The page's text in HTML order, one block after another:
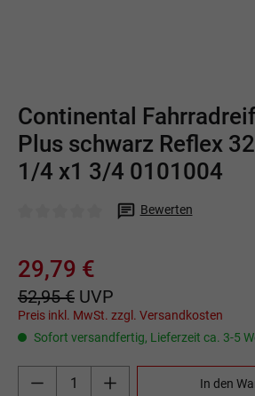
Continental
Plus schwarz Reflex
1/4 x1 3/4 0101004
Bewerten
29,79 €
52,95 € UVP
Preis inkl. MwSt. zzgl. Versandkosten
Sofort versandfertig, Lieferzeit ca. 3-5
Produkt Anzahl: Gib
In den